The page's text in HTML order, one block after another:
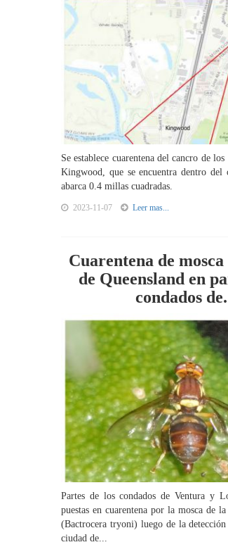
Se establece cuarentena del cancro de
Kingwood, que se encuentra dentro del
abarca 0.4 millas cuadradas.
2023-11-07 Leer mas...
Cuarentena de
de Queensland en
condados
Partes de los condados de Ventura y
puestas en cuarentena por la mosca de
(Bactrocera tryoni) luego de la
ciudad de...